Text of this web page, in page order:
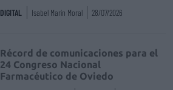
DIGITAL Isabel Marín Moral 28/07/2026
Récord de comunicaciones para el
24 Congreso Nacional
Farmacéutico de Oviedo